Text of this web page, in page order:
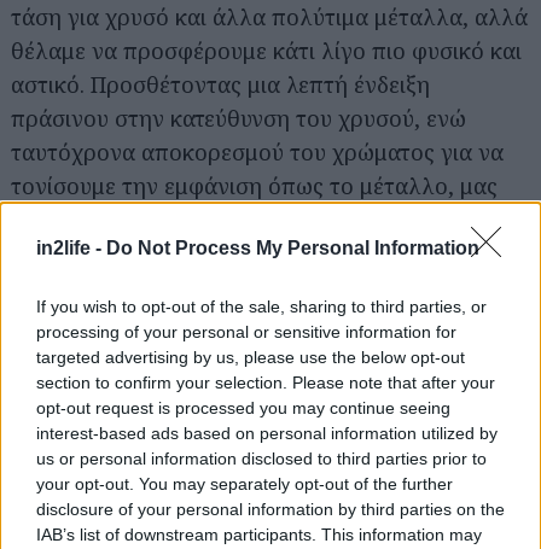
in2life - Do Not Process My Personal Information
If you wish to opt-out of the sale, sharing to third parties, or
processing of your personal or sensitive information for
targeted advertising by us, please use the below opt-out
section to confirm your selection. Please note that after your
opt-out request is processed you may continue seeing
interest-based ads based on personal information utilized by
us or personal information disclosed to third parties prior to
your opt-out. You may separately opt-out of the further
disclosure of your personal information by third parties on the
IAB’s list of downstream participants. This information may
τάση για χρυσό και άλλα πολύτιμα μέταλλα, αλλά
θέλαμε να προσφέρουμε κάτι λίγο πιο φυσικό και
αστικό. Προσθέτοντας μια λεπτή ένδειξη
πράσινου στην κατεύθυνση του χρυσού, ενώ
ταυτόχρονα αποκορεσμού του χρώματος για να
τονίσουμε την εμφάνιση όπως το μέταλλο, μας
εμφάνιση που υπογραμμίζει την επιφανειακή
είναι ένα χρώμα που ονομάζουμε Brass Gold "
Η Toyota αναμένεται να παράγει περισσότερα
από 150.000 Yaris Cross το χρόνο στο εργοστάσιο
TMMF Onnaing, κοντά στη Valenciennes στη
Γαλλία, και να επιτύχει μερίδιο τμήματος B-SUV
άνω του 8%.
για...